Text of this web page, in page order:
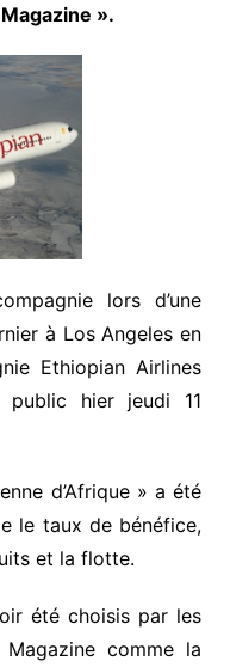
».
lors d’une
à Los Angeles en
Ethiopian Airlines
public hier jeudi 11
d’Afrique » a été
le taux de bénéfice,
et la flotte.
été choisis par les
comme la